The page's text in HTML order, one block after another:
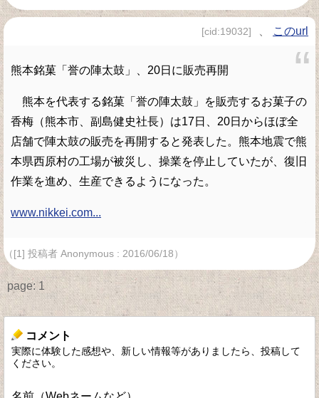
[cid:19032] このurl
熊本銘菓「誉の陣太鼓」、20日に販売再開
熊本を代表する銘菓「誉の陣太鼓」を販売するお菓子の
香梅（熊本市、副島健史社長）は17日、20日からほぼ全
店舗で陣太鼓の販売を再開すると発表した。熊本地震で熊
本県西原村の工場が被災し、操業を停止していたが、復旧
作業を進め、生産できるようになった。
www.nikkei.com...
（[1] 投稿者 Anonymous : 2016/06/18）
page:1
コメント
実際に体験した感想や、新しい情報等がありましたら、投稿して
ください。